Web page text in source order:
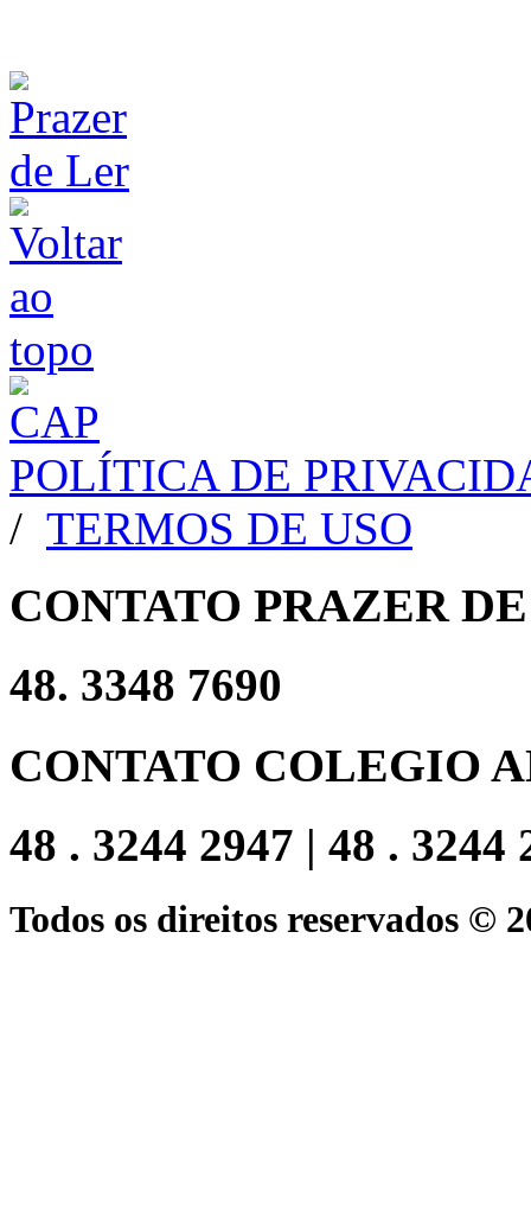
POLÍTICA DE
/ TERMOS DE USO
CONTATO PRAZER
48. 3348 7690
CONTATO COLEGIO
48 . 3244 2947 | 48 . 3244
Todos os direitos reservados ©